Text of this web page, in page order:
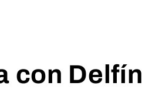
con Delfín